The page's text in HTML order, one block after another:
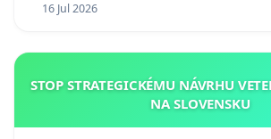
16 Jul 2026
STOP STRATEGICKÉMU NÁVRHU
NA SLOVENSKU